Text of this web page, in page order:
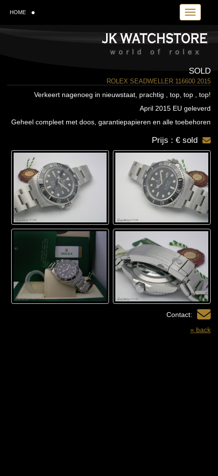
Toggle
HOME
SOLD
ROLEX SEADWELLER 116600 2015
Verkeert nagenoeg in nieuwstaat, prachtig , top, top , top!
April 2015 EU geleverd
Geheel compleet met doos, garantiepapieren en alle toebehoren
Prijs : € sold
Contact:
« back